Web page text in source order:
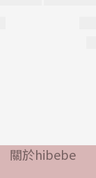
關於hibebe